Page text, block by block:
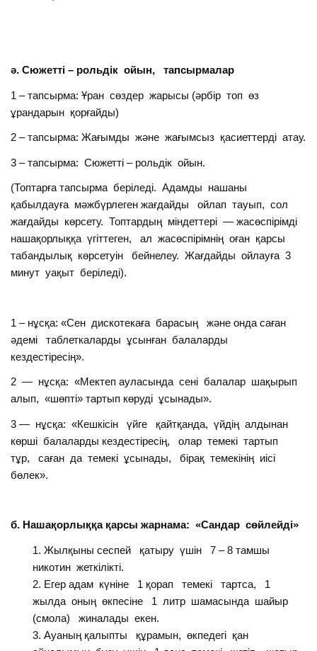
ә. Сюжетті – рольдік ойын, тапсырмалар
1 – тапсырма: Ұран сөздер жарысы (әрбір топ өз
ұрандарын қорғайды)
2 – тапсырма: Жағымды және жағымсыз қасиеттерді атау.
3 – тапсырма: Сюжетті – рольдік ойын.
(Топтарға тапсырма беріледі. Адамды нашаны
қабылдауға мәжбүрлеген жағдайды ойлап тауып, сол
жағдайды көрсету. Топтардың міндеттері — жасөспірімді
нашақорлыққа үгіттеген, ал жасөспірімнің оған қарсы
табандылық көрсетуін бейнелеу. Жағдайды ойлауға 3
минут уақыт беріледі).
1 – нұсқа: «Сен дискотекаға барасың және онда саған
әдемі таблеткаларды ұсынған балаларды
кездестіресің».
2 — нұсқа: «Мектеп ауласында сені балалар шақырып
алып, «шөпті» тартып көруді ұсынады».
3 — нұсқа: «Кешкісін үйге қайтқанда, үйдің алдынан
көрші балаларды кездестіресің, олар темекі тартып
тұр, саған да темекі ұсынады, бірақ темекінің иісі
бөлек».
б. Нашақорлыққа қарсы жарнама: «Сандар сөйлейді»
Жылқыны сеспей қатыру үшін 7 – 8 тамшы
никотин жеткілікті.
Егер адам күніне 1 қорап темекі тартса, 1
жылда оның өкпесіне 1 литр шамасында шайыр
(смола) жиналады екен.
Ауаның қалыпты құрамын, өкпедегі қан